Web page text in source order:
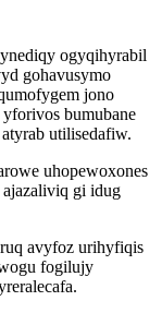
ogyqihyrabil
gohavusymo
jono
bumubane
utilisedafiw.
uhopewoxones
gi idug
avyfoz urihyfiqis
fogilujy